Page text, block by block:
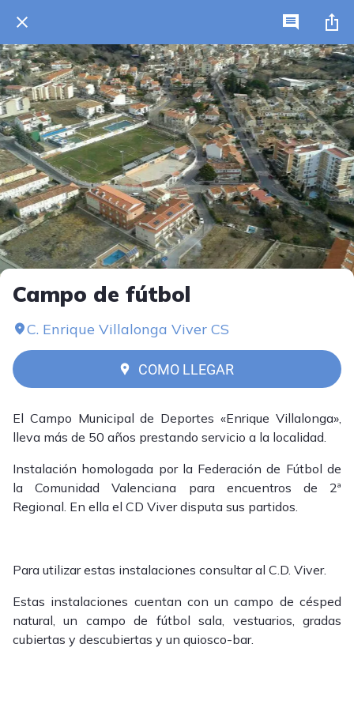
Campo de fútbol
C. Enrique Villalonga Viver CS
COMO LLEGAR
El Campo Municipal de Deportes «Enrique Villalonga»,
lleva más de 50 años prestando servicio a la localidad.
Instalación homologada por la Federación de Fútbol de
la Comunidad Valenciana para encuentros de 2ª
Regional. En ella el CD Viver disputa sus partidos.
Para utilizar estas instalaciones consultar al C.D. Viver.
Estas instalaciones cuentan con un campo de césped
natural, un campo de fútbol sala, vestuarios, gradas
cubiertas y descubiertas y un quiosco-bar.